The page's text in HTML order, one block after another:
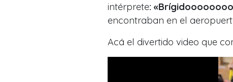
intérprete:
encontraban en el
Acá el divertido video que